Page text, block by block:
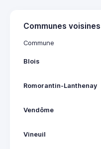
Communes
Commune
Blois
Romorantin-Lanthenay
Vendôme
Vineuil